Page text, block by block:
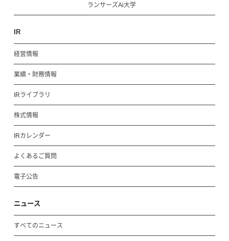
ランサーズAi大学
IR
経営情報
業績・財務情報
IRライブラリ
株式情報
IRカレンダー
よくあるご質問
電子公告
ニュース
すべてのニュース